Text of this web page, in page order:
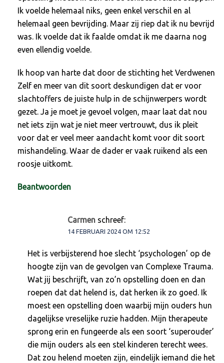
Ik voelde helemaal niks, geen enkel verschil en al
helemaal geen bevrijding. Maar zij riep dat ik nu bevrijd
was. Ik voelde dat ik faalde omdat ik me daarna nog
even ellendig voelde.
Ik hoop van harte dat door de stichting het Verdwenen
Zelf en meer van dit soort deskundigen dat er voor
slachtoffers de juiste hulp in de schijnwerpers wordt
gezet. Ja je moet je gevoel volgen, maar laat dat nou
net iets zijn wat je niet meer vertrouwt, dus ik pleit
voor dat er veel meer aandacht komt voor dit soort
mishandeling. Waar de dader er vaak ruikend als een
roosje uitkomt.
Beantwoorden
Carmen schreef:
14 FEBRUARI 2024 OM 12:52
Het is verbijsterend hoe slecht ‘psychologen’ op de
hoogte zijn van de gevolgen van Complexe Trauma.
Wat jij beschrijft, van zo’n opstelling doen en dan
roepen dat dat helend is, dat herken ik zo goed. Ik
moest een opstelling doen waarbij mijn ouders hun
dagelijkse vreselijke ruzie hadden. Mijn therapeute
sprong erin en fungeerde als een soort ‘superouder’
die mijn ouders als een stel kinderen terecht wees.
Dat zou helend moeten zijn, eindelijk iemand die het